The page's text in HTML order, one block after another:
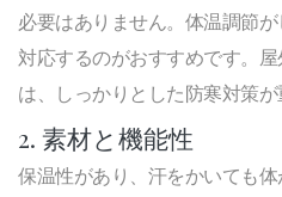
必要はありません。体温調節
対応するのがおすすめです。
は、しっかりとした防寒対策が
2. 素材と機能性
保温性があり、汗をかいても